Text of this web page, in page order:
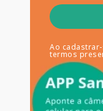
Ao
termos